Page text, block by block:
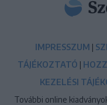
IMPRESSZUM |
TÁJÉKOZTATÓ |
KEZELÉSI
További online